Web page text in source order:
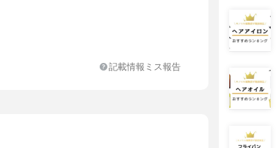
記載情報ミス報告